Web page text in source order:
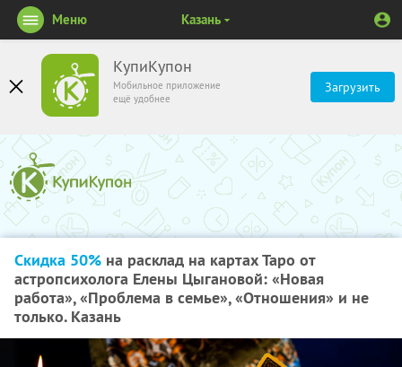
КупиКупон
Мобильное приложение
ещё удобнее
Загрузить
Меню Казань
Скидка 50% на расклад на картах Таро от
астропсихолога Елены Цыгановой: «Новая
работа», «Проблема в семье», «Отношения» и не
только. Казань